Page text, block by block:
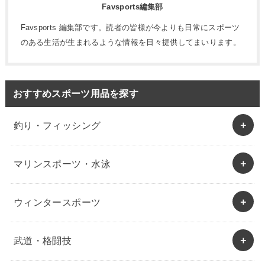
Favsports編集部
Favsports 編集部です。読者の皆様が今よりも日常にスポーツ
のある生活が生まれるような情報を日々提供してまいります。
おすすめスポーツ用品を探す
釣り・フィッシング
マリンスポーツ・水泳
ウィンタースポーツ
武道・格闘技